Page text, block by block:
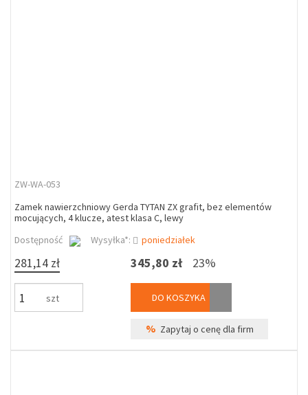
ZW-WA-053
Zamek nawierzchniowy Gerda TYTAN ZX grafit, bez elementów
mocujących, 4 klucze, atest klasa C, lewy
Dostępność
Wysyłka*: poniedziałek
281,14 zł
szt
345,80 zł 23%
DO KOSZYKA
% Zapytaj o cenę dla firm